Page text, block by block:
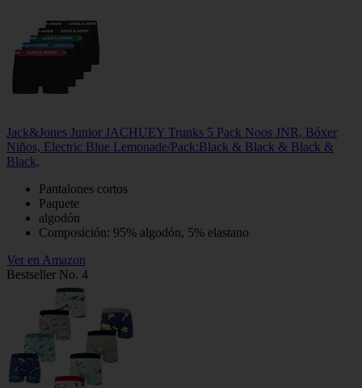
Jack&Jones Junior JACHUEY Trunks 5 Pack Noos JNR, Bóxer
Niños, Electric Blue Lemonade/Pack:Black & Black & Black &
Black,
Pantalones cortos
Paquete
algodón
Composición: 95% algodón, 5% elastano
Ver en Amazon
Bestseller No. 4